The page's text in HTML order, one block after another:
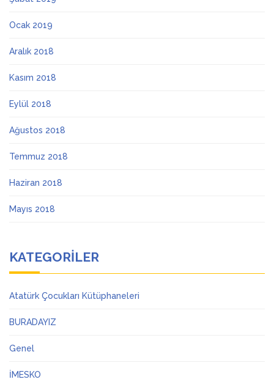
Ocak 2019
Aralık 2018
Kasım 2018
Eylül 2018
Ağustos 2018
Temmuz 2018
Haziran 2018
Mayıs 2018
KATEGORILER
Atatürk Çocukları Kütüphaneleri
BURADAYIZ
Genel
İMESKO